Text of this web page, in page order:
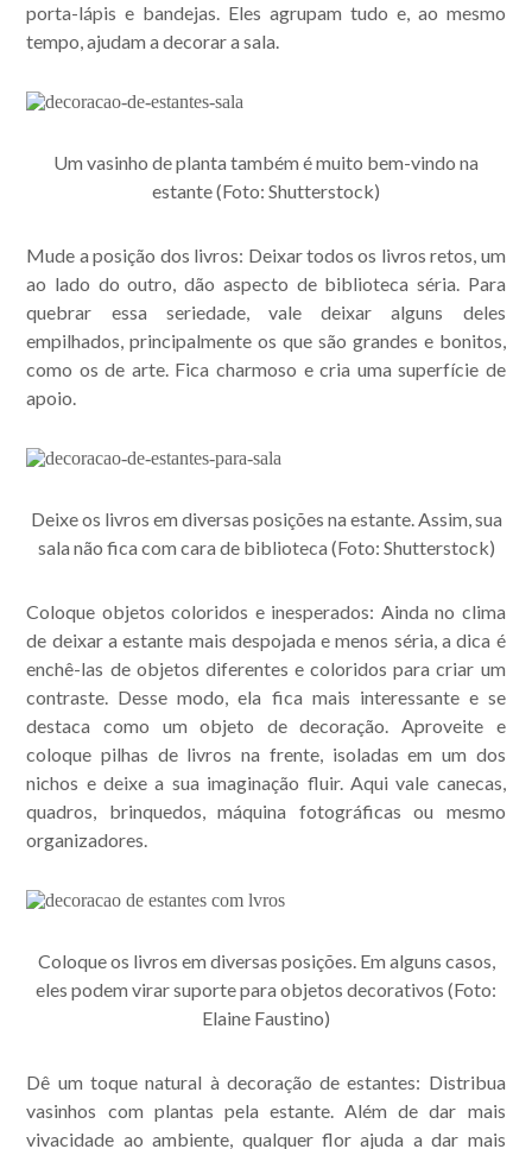
porta-lápis e bandejas. Eles agrupam tudo e, ao mesmo
tempo, ajudam a decorar a sala.
Um vasinho de planta também é muito bem-vindo na
estante (Foto: Shutterstock)
Mude a posição dos livros: Deixar todos os livros retos, um
ao lado do outro, dão aspecto de biblioteca séria. Para
quebrar essa seriedade, vale deixar alguns deles
empilhados, principalmente os que são grandes e bonitos,
como os de arte. Fica charmoso e cria uma superfície de
apoio.
Deixe os livros em diversas posições na estante. Assim, sua
sala não fica com cara de biblioteca (Foto: Shutterstock)
Coloque objetos coloridos e inesperados: Ainda no clima
de deixar a estante mais despojada e menos séria, a dica é
enchê-las de objetos diferentes e coloridos para criar um
contraste. Desse modo, ela fica mais interessante e se
destaca como um objeto de decoração. Aproveite e
coloque pilhas de livros na frente, isoladas em um dos
nichos e deixe a sua imaginação fluir. Aqui vale canecas,
quadros, brinquedos, máquina fotográficas ou mesmo
organizadores.
Coloque os livros em diversas posições. Em alguns casos,
eles podem virar suporte para objetos decorativos (Foto:
Elaine Faustino)
Dê um toque natural à decoração de estantes: Distribua
vasinhos com plantas pela estante. Além de dar mais
vivacidade ao ambiente, qualquer flor ajuda a dar mais